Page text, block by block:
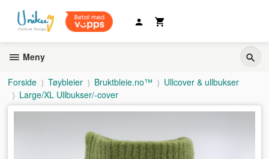
innholdet
Meny
Forside Tøybleier Bruktbleie.no™
Ullcover & ullbukser
Large/XL Ullbukser/-cover